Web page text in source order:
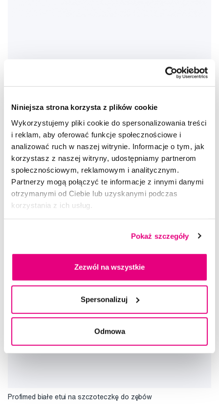
Niniejsza strona korzysta z plików cookie
Wykorzystujemy pliki cookie do spersonalizowania treści
i reklam, aby oferować funkcje społecznościowe i
analizować ruch w naszej witrynie. Informacje o tym, jak
korzystasz z naszej witryny, udostępniamy partnerom
społecznościowym, reklamowym i analitycznym.
Partnerzy mogą połączyć te informacje z innymi danymi
otrzymanymi od Ciebie lub uzyskanymi podczas
korzystania z ich usług.
Pokaż szczegóły
Zezwól na wszystkie
Spersonalizuj
Odmowa
6,90 Zł
5,0/5 (18x)
Do koszyka
Dostępny > 5 szt
Natychmiast w1 sklepie
Profimed białe etui na szczoteczkę do zębów